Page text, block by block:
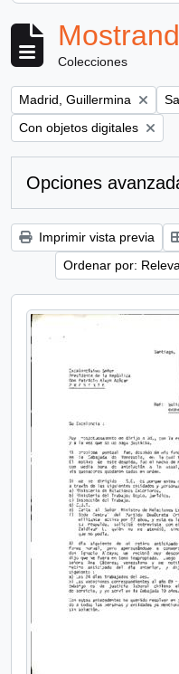
Colecciones
Remove filter:
Madrid, Guillermina
Remove filter:
Con objetos digitales
Opciones
Imprimir vista previa
Ordenar por: